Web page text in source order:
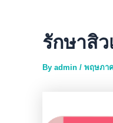
รักษาสิ
By admin / พฤษภา